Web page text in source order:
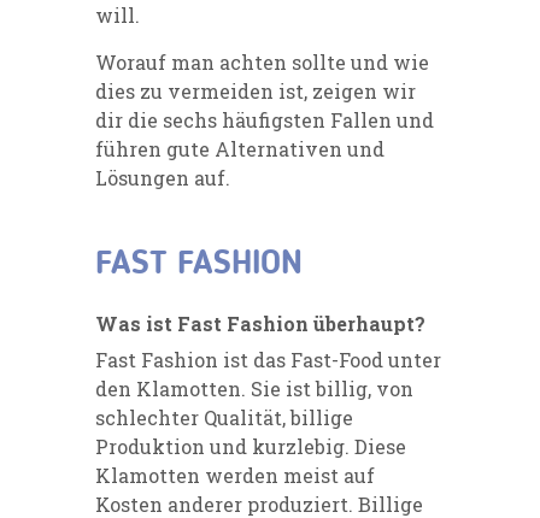
will.
Worauf man achten sollte und wie
dies zu vermeiden ist, zeigen wir
dir die sechs häufigsten Fallen und
führen gute Alternativen und
Lösungen auf.
FAST FASHION
Was ist Fast Fashion überhaupt?
Fast Fashion ist das Fast-Food unter
den Klamotten. Sie ist billig, von
schlechter Qualität, billige
Produktion und kurzlebig. Diese
Klamotten werden meist auf
Kosten anderer produziert. Billige